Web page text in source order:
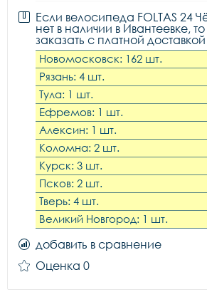
Если велосипеда FOLTAS 24
нет в наличии в Ивантеевке,
заказать с платной
Новомосковск: 162 шт.
Рязань: 4 шт.
Тула: 1 шт.
Ефремов: 1 шт.
Алексин: 1 шт.
Коломна: 2 шт.
Курск: 3 шт.
Псков: 2 шт.
Тверь: 4 шт.
Великий Новгород: 1 шт.
добавить в сравнение
Оценка 0